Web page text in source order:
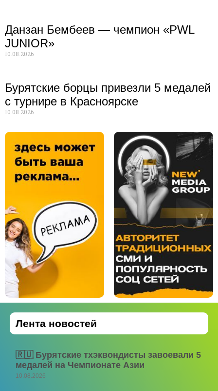
Данзан Бембеев — чемпион «PWL
JUNIOR»
10.08.2026
Бурятские борцы привезли 5 медалей
с турнире в Красноярске
10.08.2026
Лента новостей
🇷🇺 Бурятские тхэквондисты завоевали 5
медалей на Чемпионате Азии
10.08.2026